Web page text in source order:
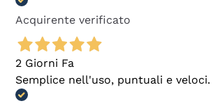
Acquirente verificato
2 Giorni Fa
Semplice nell'uso, puntuali e veloci.